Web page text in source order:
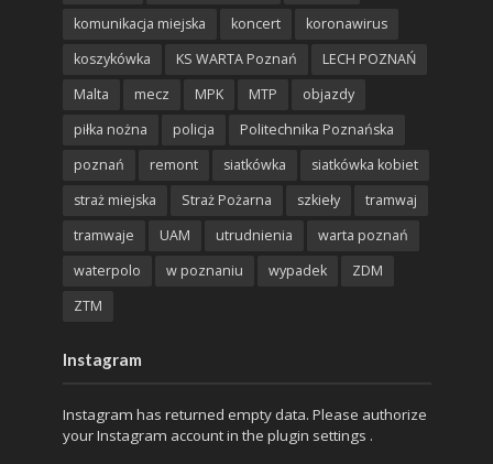
komunikacja miejska
koncert
koronawirus
koszykówka
KS WARTA Poznań
LECH POZNAŃ
Malta
mecz MPK MTP
objazdy
piłka nożna
policja
Politechnika Poznańska
poznań
remont siatkówka
siatkówka kobiet
straż miejska
Straż Pożarna szkieły
tramwaj
tramwaje
UAM utrudnienia
warta poznań
waterpolo
w poznaniu wypadek
ZDM
ZTM
Instagram
Instagram has returned empty data. Please authorize
your Instagram account in the plugin settings .